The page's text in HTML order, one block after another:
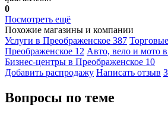
0
Посмотреть ещё
Похожие магазины и компании
Услуги в Преображенское 387
Преображенское 12 Авто, вело и мото
Бизнес-центры в Преображенское 10
Добавить раcпродажу Написать отзыв
Вопросы по теме